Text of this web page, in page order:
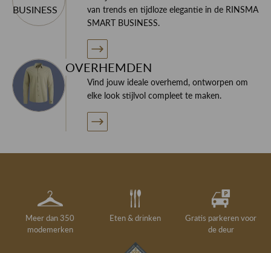
garderobe? Neem contact op met specialisten!
van trends en tijdloze elegantie in de RINSMA
SMART BUSINESS.
OVERHEMDEN
Vind jouw ideale overhemd, ontworpen om
elke look stijlvol compleet te maken.
Meer dan 350
modemerken
Eten & drinken
Gratis parkeren voor
de deur